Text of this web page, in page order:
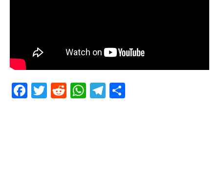
Facebook
Twitter
RedditWhatsApp
Telegram